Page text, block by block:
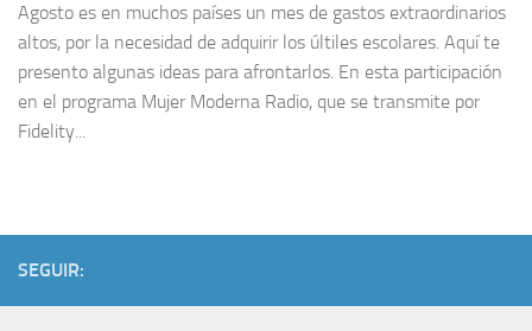
Agosto es en muchos países un mes de gastos extraordinarios
altos, por la necesidad de adquirir los últiles escolares. Aquí te
presento algunas ideas para afrontarlos. En esta participación
en el programa Mujer Moderna Radio, que se transmite por
Fidelity...
SEGUIR: